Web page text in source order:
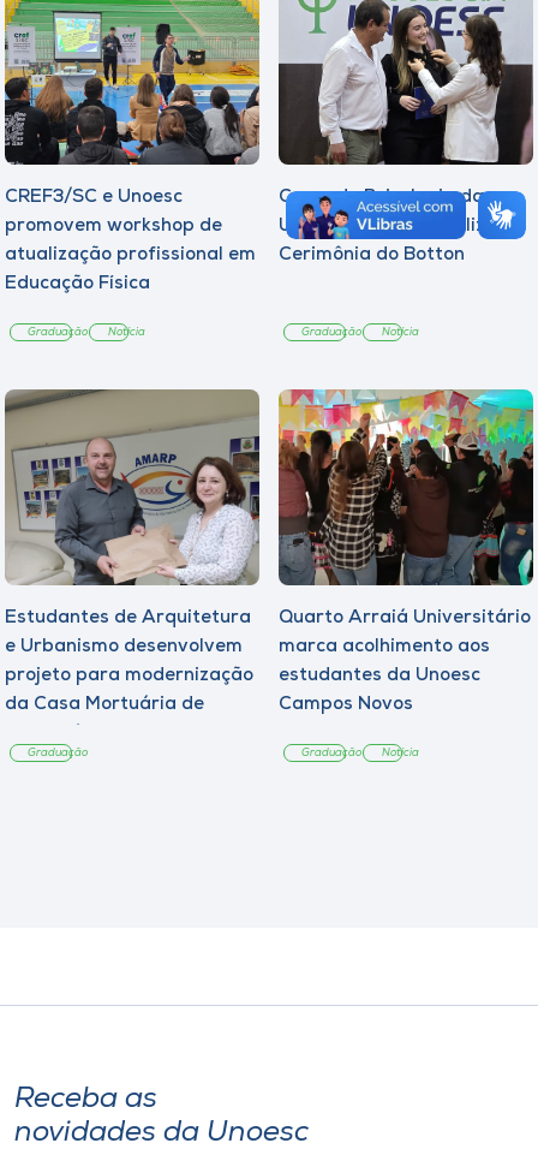
CREF3/SC e Unoesc
promovem workshop de
atualização profissional em
Educação Física
Graduação Notícia
Curso de Psicologia da
Unoesc Joaçaba realiza 2ª
Cerimônia do Botton
Graduação Notícia
Estudantes de Arquitetura
e Urbanismo desenvolvem
projeto para modernização
da Casa Mortuária de
Graduação
Quarto Arraiá Universitário
marca acolhimento aos
estudantes da Unoesc
Campos Novos
Graduação Notícia
Receba as
novidades da Unoesc